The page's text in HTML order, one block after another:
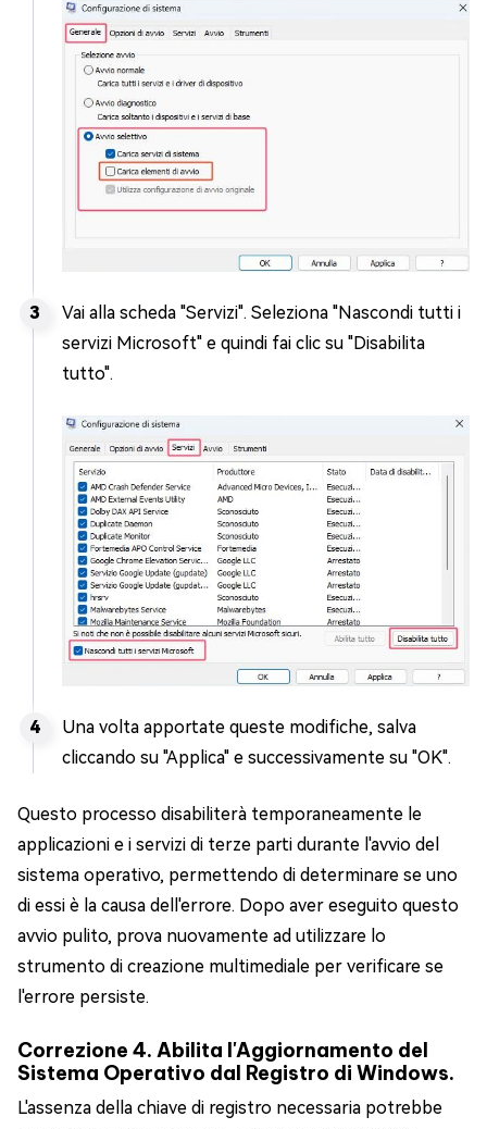
Vai alla scheda "Servizi". Seleziona "Nascondi tutti i
servizi Microsoft" e quindi fai clic su "Disabilita
tutto".
Una volta apportate queste modifiche, salva
cliccando su "Applica" e successivamente su "OK".
Questo processo disabiliterà temporaneamente le
applicazioni e i servizi di terze parti durante l'avvio del
sistema operativo, permettendo di determinare se uno
di essi è la causa dell'errore. Dopo aver eseguito questo
avvio pulito, prova nuovamente ad utilizzare lo
strumento di creazione multimediale per verificare se
l'errore persiste.
Correzione 4. Abilita l'Aggiornamento del
Sistema Operativo dal Registro di Windows.
L'assenza della chiave di registro necessaria potrebbe